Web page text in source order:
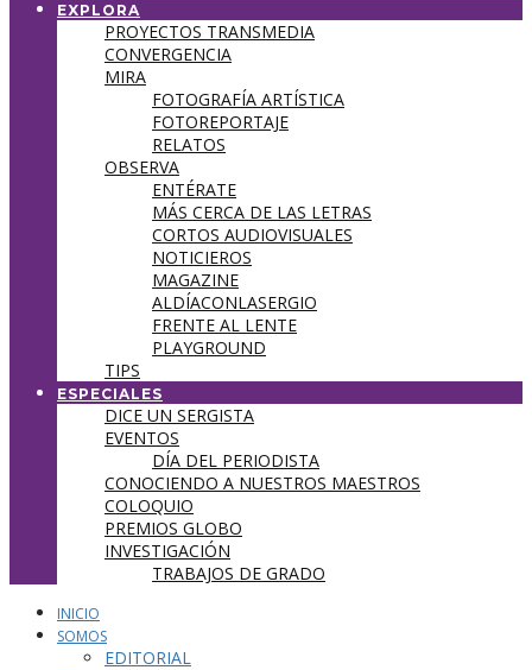
EXPLORA
PROYECTOS TRANSMEDIA
CONVERGENCIA
MIRA
FOTOGRAFÍA ARTÍSTICA
FOTOREPORTAJE
RELATOS
OBSERVA
ENTÉRATE
MÁS CERCA DE LAS LETRAS
CORTOS AUDIOVISUALES
NOTICIEROS
MAGAZINE
ALDÍACONLASERGIO
FRENTE AL LENTE
PLAYGROUND
TIPS
ESPECIALES
DICE UN SERGISTA
EVENTOS
DÍA DEL PERIODISTA
CONOCIENDO A NUESTROS MAESTROS
COLOQUIO
PREMIOS GLOBO
INVESTIGACIÓN
TRABAJOS DE GRADO
INICIO
SOMOS
EDITORIAL